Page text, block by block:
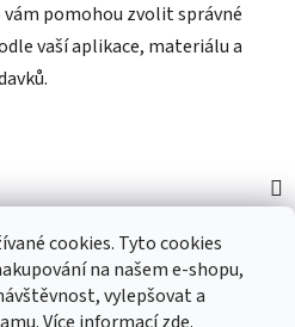
cookies. Tytocookies
na našem e-shopu,
vylepšovat a
pomohou zvolit správné
vaší aplikace, materiálu a